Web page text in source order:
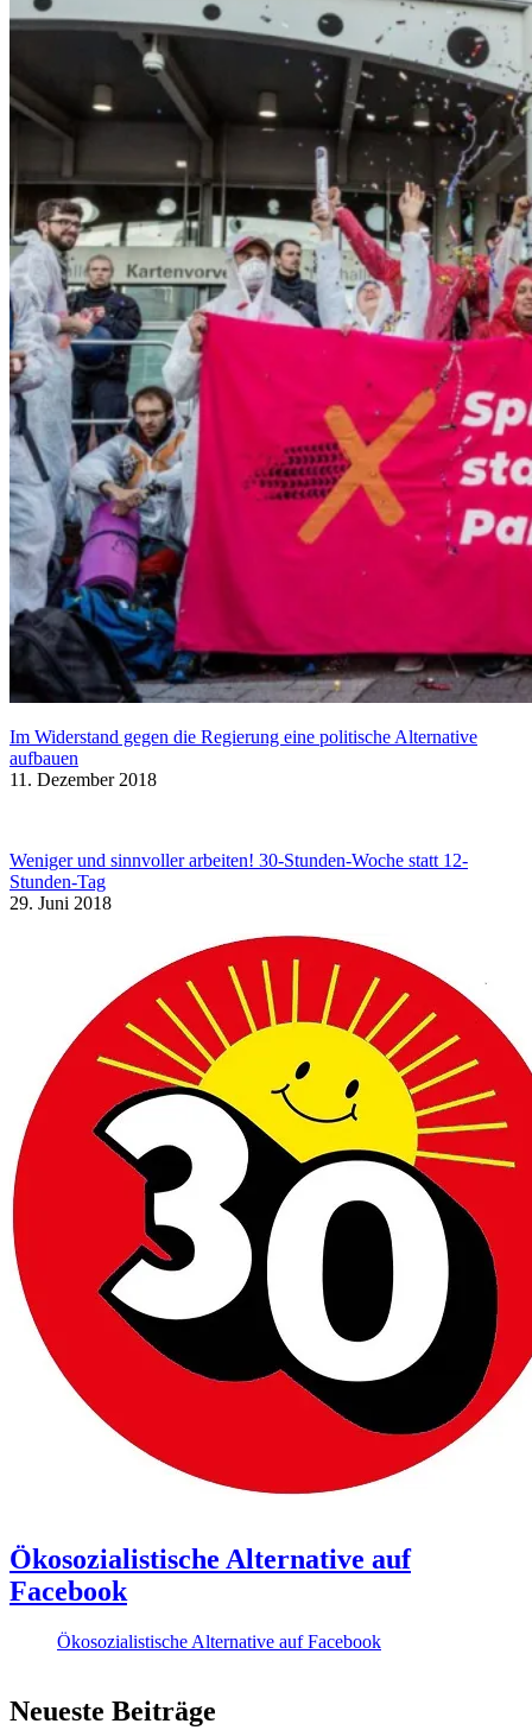
Im Widerstand gegen die Regierung eine politische Alternative
aufbauen
11. Dezember 2018
Weniger und sinnvoller arbeiten! 30-Stunden-Woche statt 12-
Stunden-Tag
29. Juni 2018
Ökosozialistische Alternative auf
Facebook
Ökosozialistische Alternative auf Facebook
Neueste Beiträge